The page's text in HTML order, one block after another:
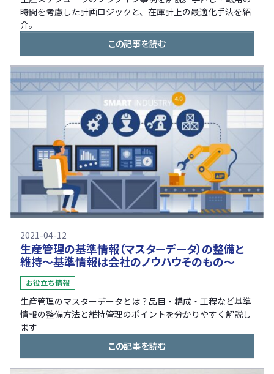
時間を考慮した計画ロジックと、在庫計上の最適化手法を紹
介。
この記事を読む
2021-04-12
生産管理の基準情報（マスターデータ）の整備と
維持～基準情報は会社のノウハウそのもの～
お役立ち情報
生産管理のマスターデータとは？品目・構成・工程など基準
情報の整備方法と維持管理のポイントを分かりやすく解説し
ます
この記事を読む